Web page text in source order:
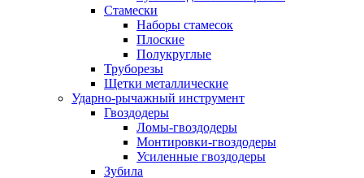
Стамески
Наборы стамесок
Плоские
Полукруглые
Труборезы
Щетки металлические
Ударно-рычажный инструмент
Гвоздодеры
Ломы-гвоздодеры
Монтировки-гвоздодеры
Усиленные гвоздодеры
Зубила